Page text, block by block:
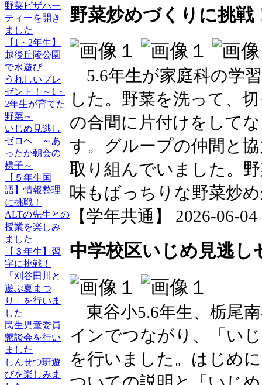
野菜ピザパー
ティーを開き
ました
【1・2年生】
越後丘陵公園
で水遊び
うれしいプレ
ゼント！～1・
2年生が育てた
野菜～
いじめ見逃し
ゼロへ ～あ
ったか朝会の
様子～
【５年生国
語】情報整理
に挑戦！
ALTの先生との
授業を楽しみ
ました
【３年生】習
字に挑戦！
「刈谷田川と
遊ぶ夏まつ
り」を行いま
した
民生児童委員
懇談会を行い
ました
しんせつ班遊
びを楽しみま
野菜炒めづくりに挑戦
5.6年生が家庭科の学
した。野菜を洗って、
の合間に片付けをして
す。グループの仲間と
取り組んでいました。
味もばっちりな野菜炒
【学年共通】 2026-06-
中学校区いじめ見逃し
東谷小5.6年生、栃尾
インでつながり、「い
を行いました。はじめ